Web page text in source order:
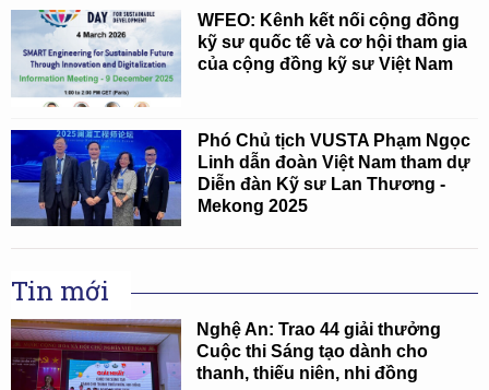
WFEO: Kênh kết nối cộng đồng
kỹ sư quốc tế và cơ hội tham gia
của cộng đồng kỹ sư Việt Nam
Phó Chủ tịch VUSTA Phạm Ngọc
Linh dẫn đoàn Việt Nam tham dự
Diễn đàn Kỹ sư Lan Thương -
Mekong 2025
Tin mới
Nghệ An: Trao 44 giải thưởng
Cuộc thi Sáng tạo dành cho
thanh, thiếu niên, nhi đồng